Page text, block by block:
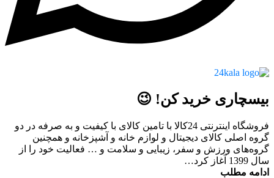
بیسچاری خرید کن! 😉
فروشگاه اینترنتی 24کالا با تامین کالای با کیفیت و به صرفه در دو
گروه اصلی کالای دیجیتال و لوازم خانه و آشپزخانه و همچنین
گروه‌های ورزش و سفر، زیبایی و سلامت و … فعالیت خود را از
سال 1399 آغاز کرد…
ادامه مطلب